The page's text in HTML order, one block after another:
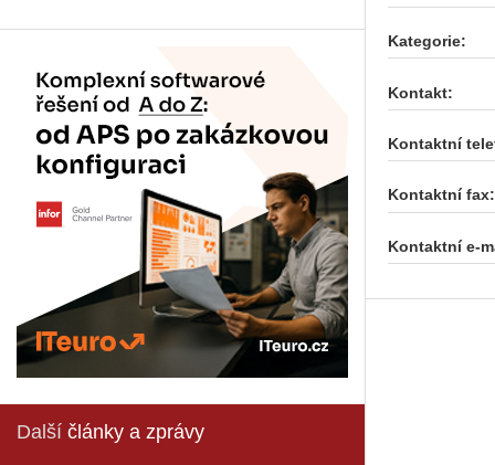
Další články a zprávy
Kategorie:
Kontakt:
Kontaktní
Kontaktní fax:
Kontaktní e-